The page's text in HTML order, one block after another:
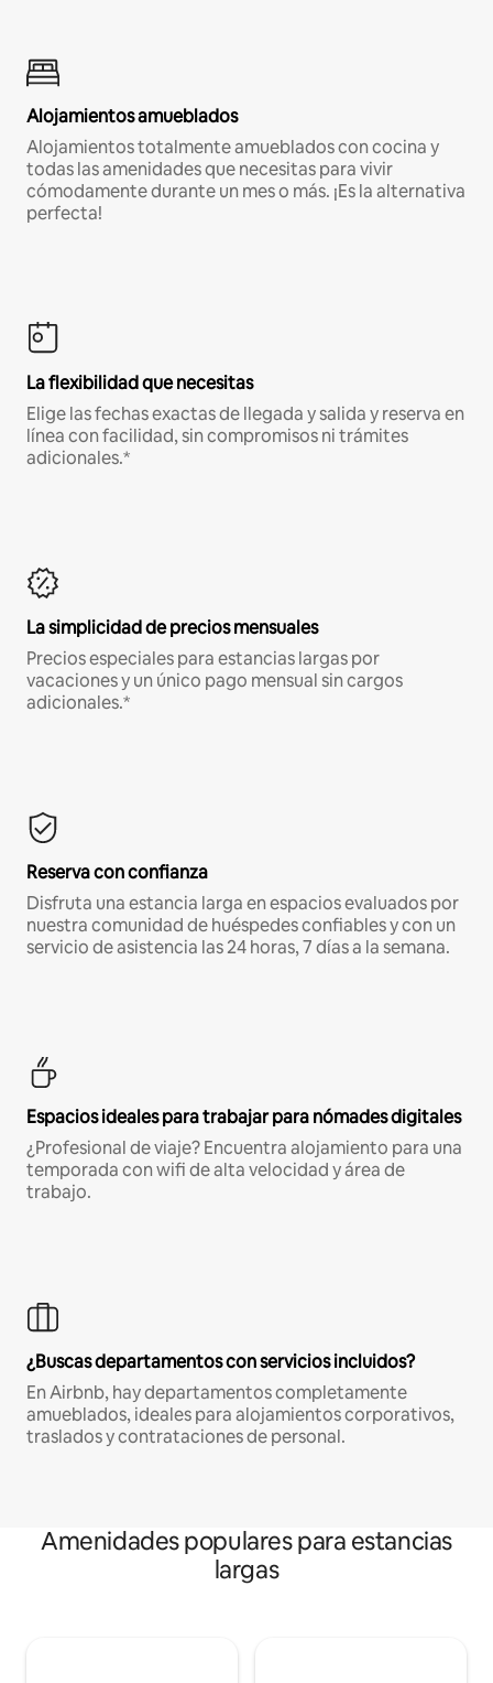
Alojamientos amueblados
Alojamientos totalmente amueblados con cocina y
todas las amenidades que necesitas para vivir
cómodamente durante un mes o más. ¡Es la alternativa
perfecta!
La flexibilidad que necesitas
Elige las fechas exactas de llegada y salida y reserva en
línea con facilidad, sin compromisos ni trámites
adicionales.*
La simplicidad de precios mensuales
Precios especiales para estancias largas por
vacaciones y un único pago mensual sin cargos
adicionales.*
Reserva con confianza
Disfruta una estancia larga en espacios evaluados por
nuestra comunidad de huéspedes confiables y con un
servicio de asistencia las 24 horas, 7 días a la semana.
Espacios ideales para trabajar para nómades digitales
¿Profesional de viaje? Encuentra alojamiento para una
temporada con wifi de alta velocidad y área de
trabajo.
¿Buscas departamentos con servicios incluidos?
En Airbnb, hay departamentos completamente
amueblados, ideales para alojamientos corporativos,
traslados y contrataciones de personal.
Amenidades populares para estancias
largas